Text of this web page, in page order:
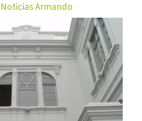
Armando